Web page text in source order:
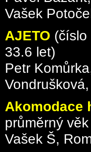
Vašek
AJETO (číslo
33.6 let)
Petr
Akomodace
průměrný
Vašek Š,